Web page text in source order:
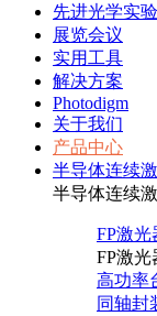
先进光学实
展览会议
实用工具
解决方案
Photodigm
关于我们
产品中心
半导体连续
半导体连续
FP激光
FP激光
高功率
同轴封